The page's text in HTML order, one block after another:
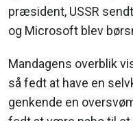
præsident, USSR
og Microsoft blev
Mandagens overblik
så fedt at have en
genkende en